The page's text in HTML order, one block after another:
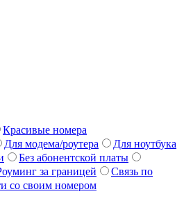
Красивые номера
Для модема/роутера
Для ноутбука
Без абонентской платы
за границей
Связь по
со своим номером